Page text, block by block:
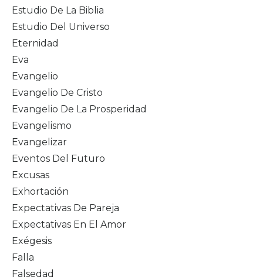
Estudio De La Biblia
Estudio Del Universo
Eternidad
Eva
Evangelio
Evangelio De Cristo
Evangelio De La Prosperidad
Evangelismo
Evangelizar
Eventos Del Futuro
Excusas
Exhortación
Expectativas De Pareja
Expectativas En El Amor
Exégesis
Falla
Falsedad